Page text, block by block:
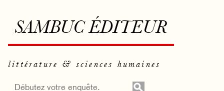
SAMBUC ÉDITEUR
littérature & sciences humaines